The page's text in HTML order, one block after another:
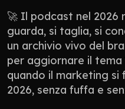
🚀 Il podcast nel 2026
guarda, si taglia, si
un archivio vivo del
per aggiornare il tema
quando il marketing si
2026, senza fuffa e